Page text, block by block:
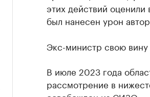
этих действий
был нанесен урон
Экс-министр свою вину
В июле 2023 года
рассмотрение в